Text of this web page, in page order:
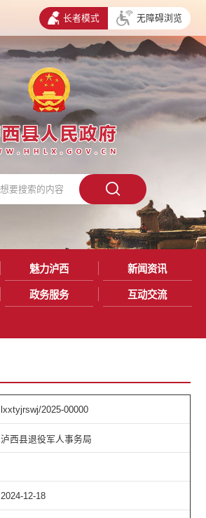
长者模式 无障碍浏览
魅力泸西 新闻资讯
政务服务 互动交流
lxxtyjrswj/2025-00000
泸西县退役军人事务局
2024-12-18